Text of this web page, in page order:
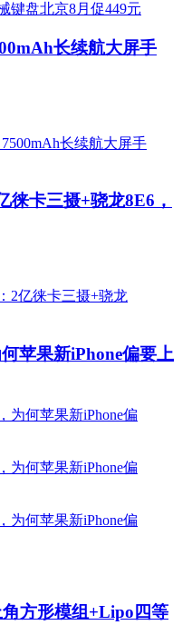
长续航大屏手
徕卡三摄+骁龙8E6，
苹果新iPhone偏要上
方形模组+Lipo四等